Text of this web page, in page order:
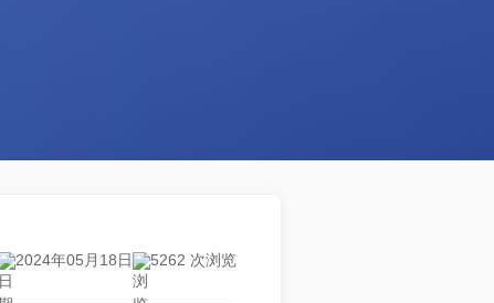
2024年05月18日 5262 次浏览